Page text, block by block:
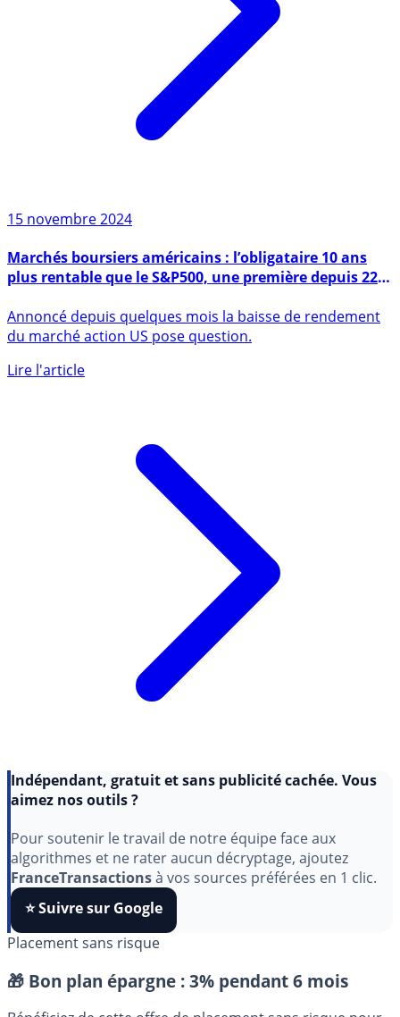
Marchés boursiers américains : l’obligataire 10 ans
ans
Annoncé depuis quelques mois la baisse de rendement
du marché action US pose question.
Indépendant, gratuit et sans publicité cachée. Vous
Pour soutenir le travail de notre équipe face aux
algorithmes et ne rater aucun décryptage, ajoutez
FranceTransactionsà vos sources préférées en 1 clic.
⭐️ Suivre sur Google
Placement sans risque
🎁 Bon plan épargne : 3% pendant 6 mois